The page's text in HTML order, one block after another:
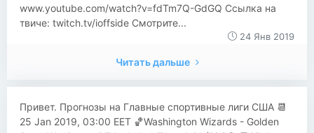
www.youtube.com/watch?v=fdTm7Q-GdGQ Ссылка на
твиче: twitch.tv/ioffside Смотрите...
24 Янв 2019
Читать дальше
Привет. Прогнозы на Главные спортивные лиги США 📆
25 Jan 2019, 03:00 EET 🏀Washington Wizards - Golden